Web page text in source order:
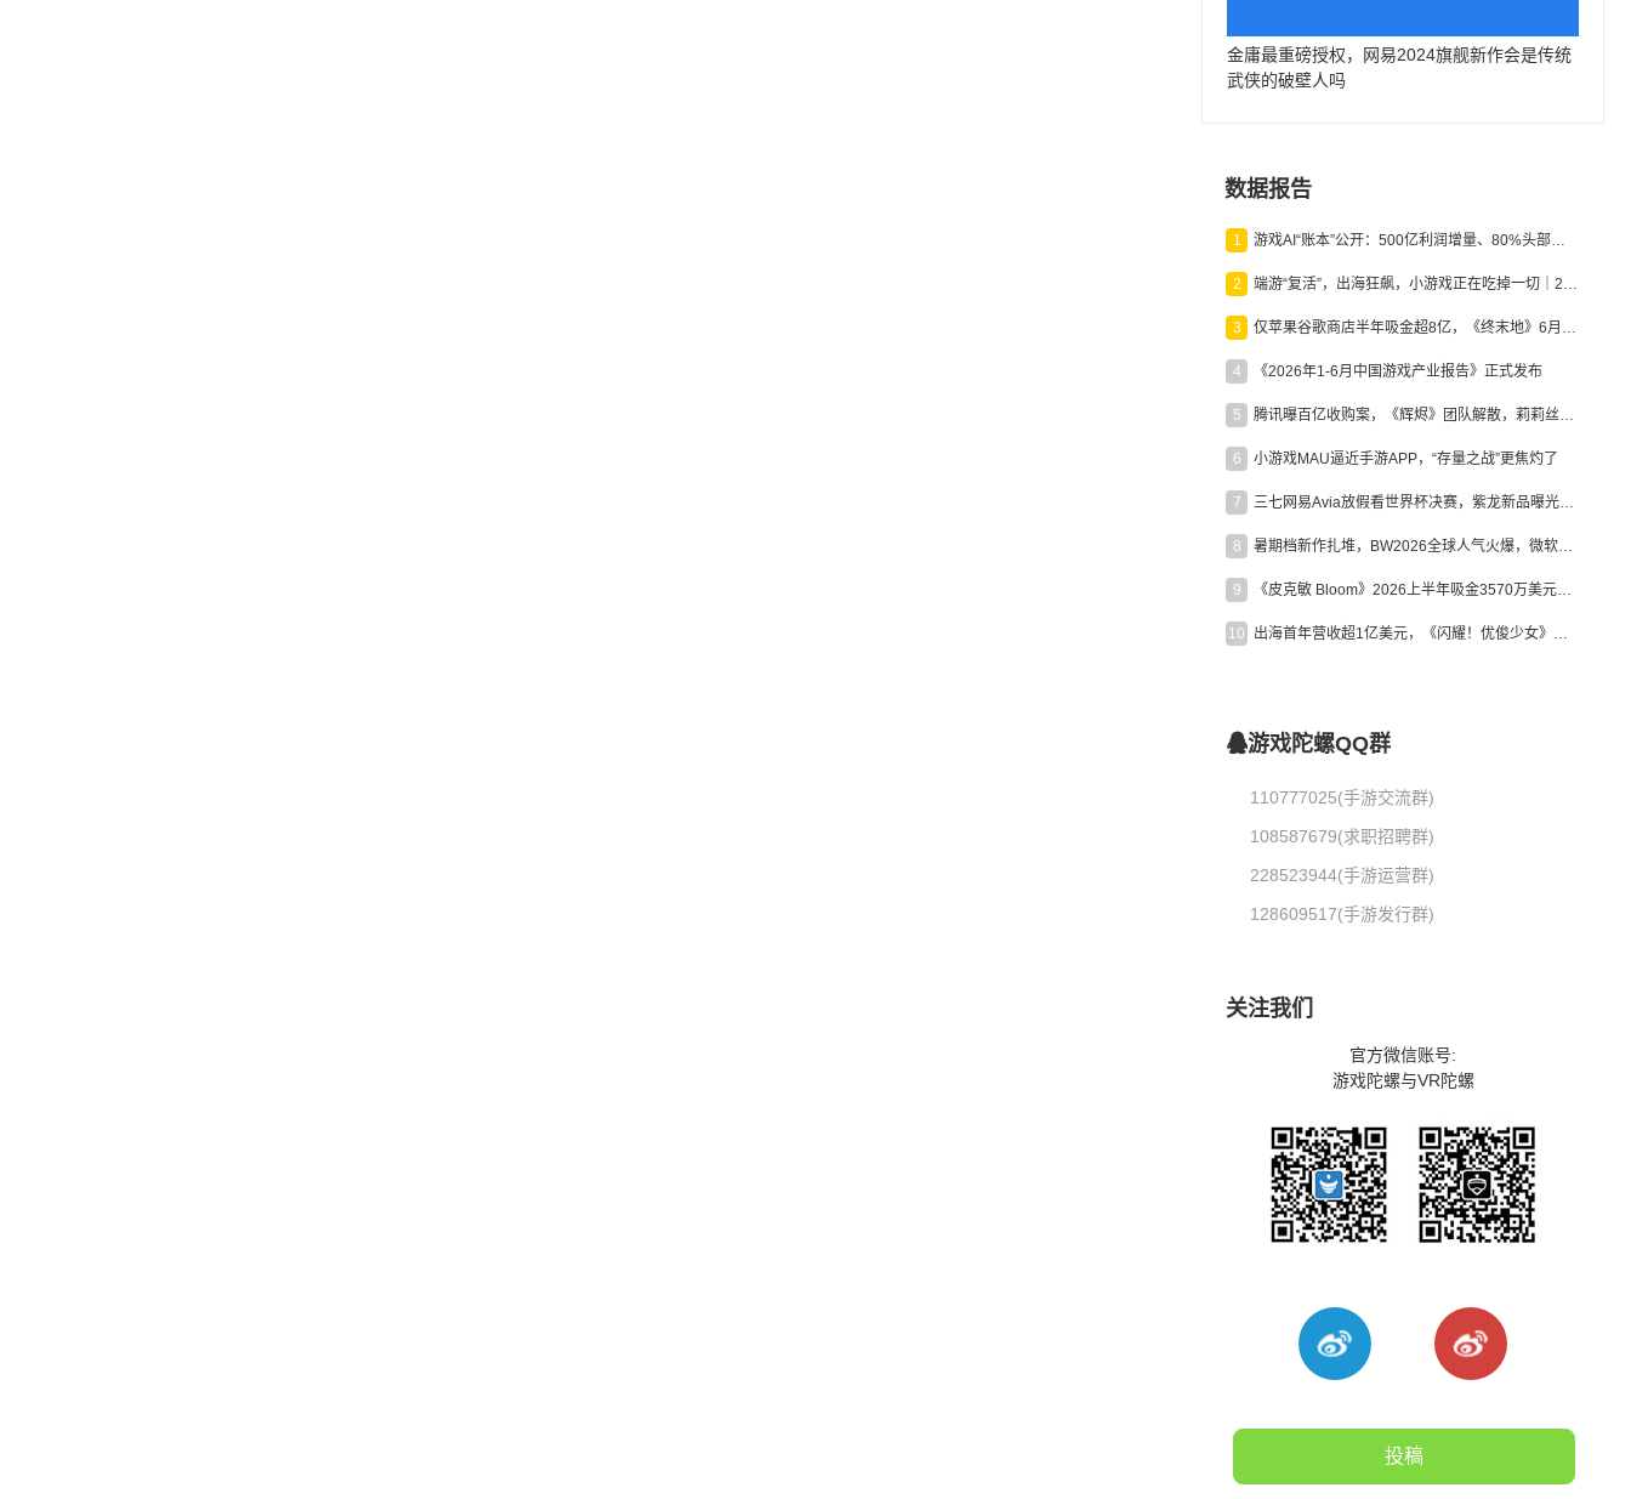
金庸最重磅授权，网易2024旗舰新作会是传统
武侠的破壁人吗
数据报告
1 游戏AI“账本”公开：500亿利润增量、80%头部入局，谁在闷声发财？
2 端游“复活”，出海狂飙，小游戏正在吃掉一切｜2026上半年产业报告
3 仅苹果谷歌商店半年吸金超8亿，《终末地》6月份收入显著回暖
4 《2026年1-6月中国游戏产业报告》正式发布
5 腾讯曝百亿收购案，《辉烬》团队解散，莉莉丝新作曝光｜陀螺周报
6 小游戏MAU逼近手游APP，“存量之战”更焦灼了
7 三七网易Avia放假看世界杯决赛，紫龙新品曝光，米哈游新作上线 | 陀螺周报
8 暑期档新作扎堆，BW2026全球人气火爆，微软XBOX大裁员|陀螺周报
9 《皮克敏 Bloom》2026上半年吸金3570万美元，中国台湾成最大市场
10 出海首年营收超1亿美元，《闪耀！优俊少女》美国市场占比达七成
游戏陀螺QQ群
110777025(手游交流群)
108587679(求职招聘群)
228523944(手游运营群)
128609517(手游发行群)
关注我们
官方微信账号:
游戏陀螺与VR陀螺
投稿